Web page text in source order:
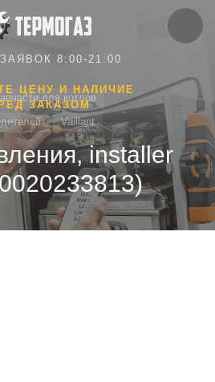
8:00-21:00
ЦЕНУ И НАЛИЧИЕ
ЗАКАЗОМ
для котлов
Vaillant
installer